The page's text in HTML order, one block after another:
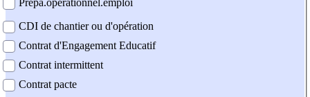
Prépa.opérationnel.emploi
CDI de chantier ou d'opération
Contrat d'Engagement Educatif
Contrat intermittent
Contrat pacte